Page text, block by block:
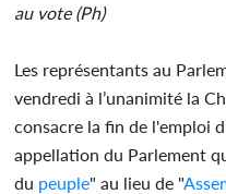
au vote (Ph)
Les représentants au
vendredi à l’unanimité la
consacre la fin de l'emploi
appellation du Parlement
du peuple" au lieu de "